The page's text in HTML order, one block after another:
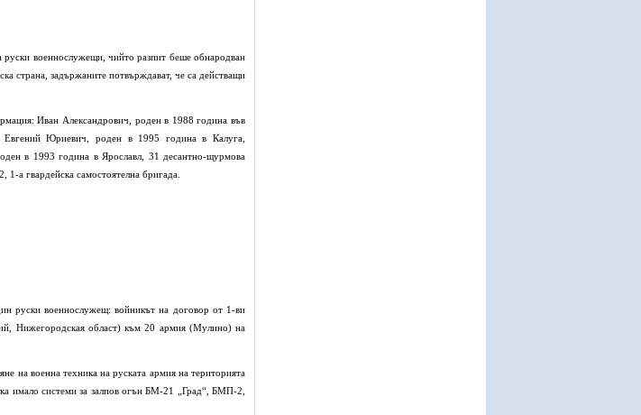
военнослужещи, чийто разпит беше обнародван
страна, задържаните потвърждават, че са действащи
Иван Александрович, роден в 1988 година във
Юриевич, роден в 1995 година в Калуга,
в 1993 година в Ярославл, 31 десантно-щурмова
а гвардейска самостоятелна бригада.
руски военнослужещ: войникът на договор от 1-ви
Нижегородская област) към 20 армия (Мулино) на
на военна техника на руската армия на територията
имало системи за залпов огън БМ-21 „Град“, БМП-2,